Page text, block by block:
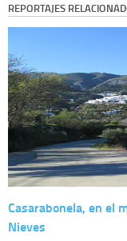
REPORTAJES
Casarabonela, en el
Nieves